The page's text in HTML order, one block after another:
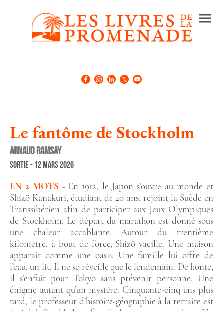
Le fantôme de Stockholm
Arnaud ramsay
Sortie - 12 mars 2026
EN 2 MOTS - En 1912, le Japon s’ouvre au monde et
Shizō Kanakuri, étudiant de 20 ans, rejoint la Suède en
Transsibérien afin de participer aux Jeux Olympiques
de Stockholm. Le départ du marathon est donné sous
une chaleur accablante. Autour du trentième
kilomètre, à bout de force, Shizō vacille. Une maison
apparait comme une oasis. Une famille lui offre de
l’eau, un lit. Il ne se réveille que le lendemain. De honte,
il s’enfuit pour Tokyo sans prévenir personne. Une
énigme autant qu’un mystère. Cinquante-cinq ans plus
tard, le professeur d’histoire-géographie à la retraite est